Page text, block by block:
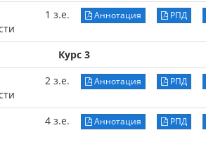
1 з.е. Аннотация РПД
Курс 3
2 з.е. Аннотация РПД
4 з.е. Аннотация РПД